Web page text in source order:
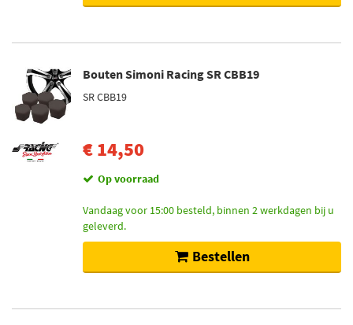
Bouten Simoni Racing SR CBB19
SR CBB19
€ 14,50
Op voorraad
Vandaag voor 15:00 besteld, binnen 2 werkdagen bij u
geleverd.
Bestellen